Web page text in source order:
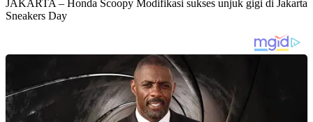
JAKARTA – Honda Scoopy Modifikasi sukses unjuk gigi di Jakarta
Sneakers Day